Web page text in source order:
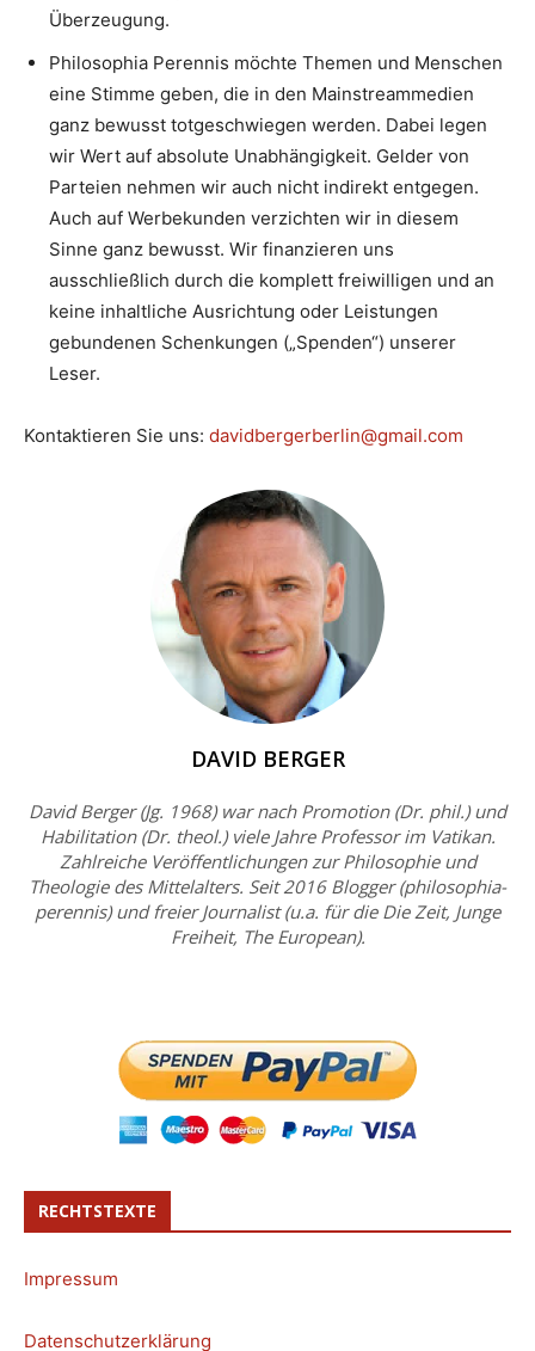
Überzeugung.
Philosophia Perennis möchte Themen und Menschen
eine Stimme geben, die in den Mainstreammedien
ganz bewusst totgeschwiegen werden. Dabei legen
wir Wert auf absolute Unabhängigkeit. Gelder von
Parteien nehmen wir auch nicht indirekt entgegen.
Auch auf Werbekunden verzichten wir in diesem
Sinne ganz bewusst. Wir finanzieren uns
ausschließlich durch die komplett freiwilligen und an
keine inhaltliche Ausrichtung oder Leistungen
gebundenen Schenkungen („Spenden“) unserer
Leser.
Kontaktieren Sie uns: davidbergerberlin@gmail.com
DAVID BERGER
David Berger (Jg. 1968) war nach Promotion (Dr. phil.) und
Habilitation (Dr. theol.) viele Jahre Professor im Vatikan.
Zahlreiche Veröffentlichungen zur Philosophie und
Theologie des Mittelalters. Seit 2016 Blogger (philosophia-
perennis) und freier Journalist (u.a. für die Die Zeit, Junge
Freiheit, The European).
RECHTSTEXTE
Impressum
Datenschutzerklärung